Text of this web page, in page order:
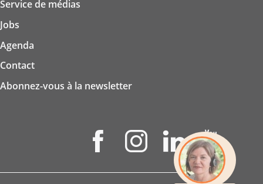
Service de médias
Jobs
Agenda
Contact
Abonnez-vous à la newsletter